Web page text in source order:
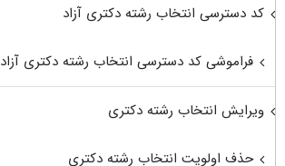
کد دسترسی انتخاب رشته دکتری آزاد
فراموشی کد دسترسی انتخاب رشته دکتری آزاد
ویرایش انتخاب رشته دکتری
حذف اولویت انتخاب رشته دکتری